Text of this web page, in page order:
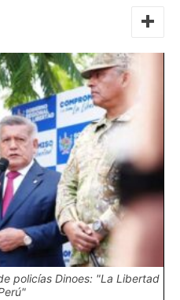
policías Dinoes: "La Libertad